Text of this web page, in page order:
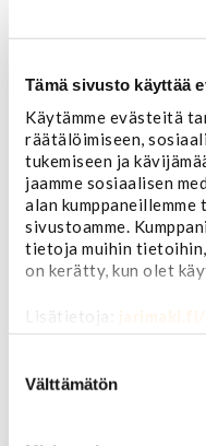
Tämä sivusto käyttää
Käytämme evästeitä
räätälöimiseen,
tukemiseen ja
jaamme sosiaalisen
alan
sivustoamme.
tietoja muihin
on kerätty, kun olet
Lisätietoja:
valinta
Välttämätön
Startit ja
Sytytysosat
Sähköosat